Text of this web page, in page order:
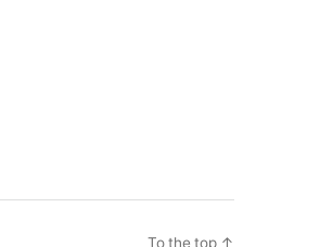
To the top ↑